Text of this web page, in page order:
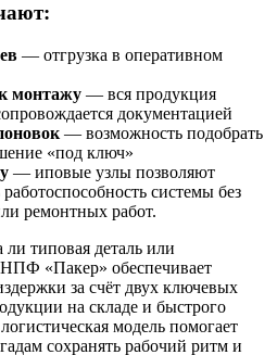
— отгрузка в оперативном
монтажу — вся продукция
документацией
— возможность подобрать
«под ключ»
— иповые узлы позволяют
системы без
ремонтных работ.
типовая деталь или
«Пакер» обеспечивает
за счёт двух ключевых
на складе и быстрого
модель помогает
сохранять рабочий ритм и